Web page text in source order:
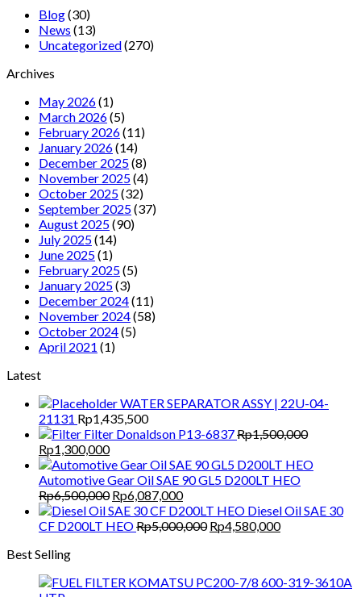
Blog(30)
News (13)
Uncategorized(270)
Archives
May 2026(1)
March 2026(5)
February 2026(11)
January 2026(14)
December 2025(8)
November 2025(4)
October 2025(32)
September 2025(37)
August 2025(90)
July 2025(14)
June 2025(1)
February 2025(5)
January 2025(3)
December 2024(11)
November 2024(58)
October 2024(5)
April 2021 (1)
Latest
WATER SEPARATOR ASSY | 22U-04-
21131 Rp1,435,500
Filter Donaldson P13-6837Rp1,500,000
Original
price
was:
Rp1,500,000.
Rp1,300,000Current
price
is:
Rp1,300,000.
Automotive Gear Oil SAE 90 GL5 D200LT HEO
Rp6,500,000 Original
price
was:
Rp6,087,000Current
price
is:
Diesel Oil SAE 30
CF D200LT HEORp5,000,000 Original
Rp4,580,000Current
Best Selling